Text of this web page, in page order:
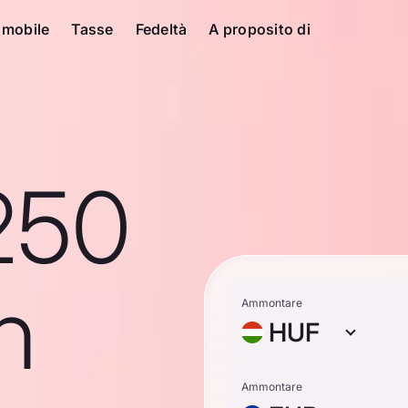
Tasse Fedeltà A proposito di
Ammontare
HUF
Ammontare